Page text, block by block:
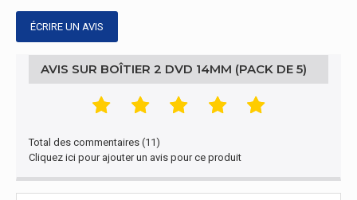
ÉCRIRE UN AVIS
AVIS SUR BOÎTIER 2 DVD 14MM (PACK DE 5)
Total des commentaires (11)
Cliquez ici pour ajouter un avis pour ce produit